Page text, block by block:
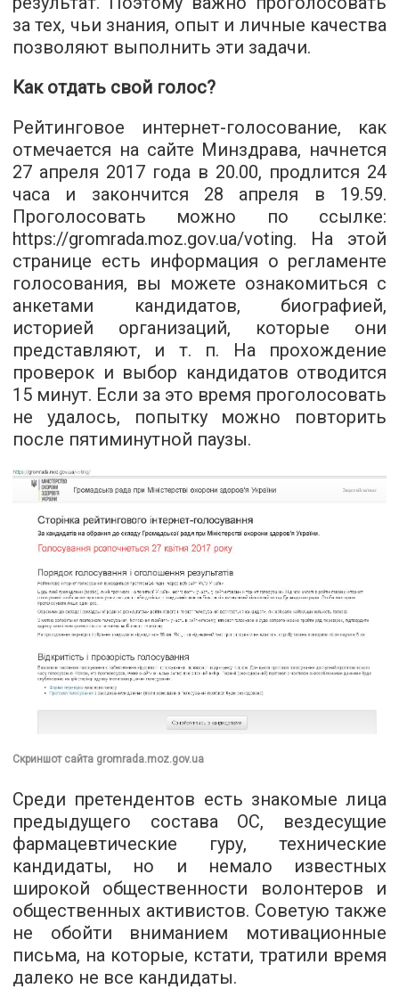
за тех, чьи знания, опыт и личные качества
позволяют выполнить эти задачи.
Как отдать свой голос?
Рейтинговое интернет-голосование, как
отмечается на сайте Минздрава, начнется
27 апреля 2017 года в 20.00, продлится 24
часа и закончится 28 апреля в 19.59.
Проголосовать можно по ссылке:
https://gromrada.moz.gov.ua/voting. На этой
странице есть информация о регламенте
голосования, вы можете ознакомиться с
анкетами кандидатов, биографией,
историей организаций, которые они
представляют, и т. п. На прохождение
проверок и выбор кандидатов отводится
15 минут. Если за это время проголосовать
не удалось, попытку можно повторить
после пятиминутной паузы.
Скриншот сайта gromrada.moz.gov.ua
Среди претендентов есть знакомые лица
предыдущего состава ОС, вездесущие
фармацевтические гуру, технические
кандидаты, но и немало известных
широкой общественности волонтеров и
общественных активистов. Советую также
не обойти вниманием мотивационные
письма, на которые, кстати, тратили время
далеко не все кандидаты.